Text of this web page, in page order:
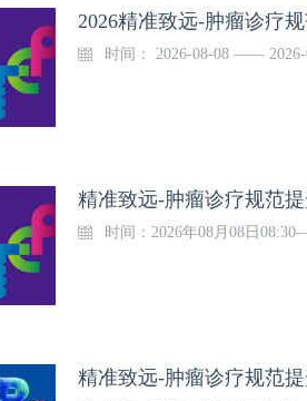
2026精准致远-肿瘤诊疗
时间： 2026-08-08 ——
精准致远-肿瘤诊疗规范
时间：2026年08月08日
精准致远-肿瘤诊疗规范